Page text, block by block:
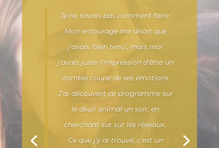
Je ne savais pas comment faire.
Mon entourage me disait que
j’avais ‘bien tenu’, mais moi
j’avais juste l’impression d’être un
zombie coupé de ses émotions
J’ai découvert ce programme sur
le deuil animal un soir, en
cherchant sur sur les réseaux..
Ce que j’y ai trouvé, c’est un